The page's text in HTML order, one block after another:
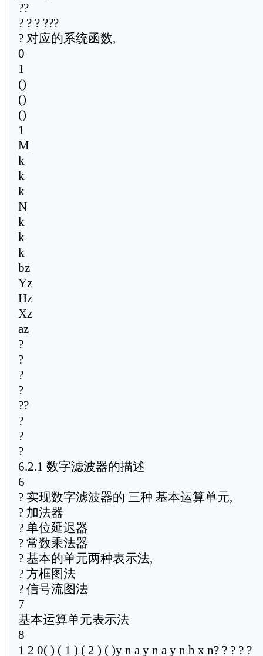
??
? ? ? ???
? 对应的系统函数,
0
1
()
()
()
1
M
k
k
k
N
k
k
k
bz
Yz
Hz
Xz
az
?
?
?
?
??
?
?
?
6.2.1 数字滤波器的描述
6
? 实现数字滤波器的 三种 基本运算单元,
? 加法器
? 单位延迟器
? 常数乘法器
? 基本的单元两种表示法,
? 方框图法
? 信号流图法
7
基本运算单元表示法
8
1 2 0( ) ( 1 ) ( 2 ) ( )y n a y n a y n b x n? ? ? ? ?